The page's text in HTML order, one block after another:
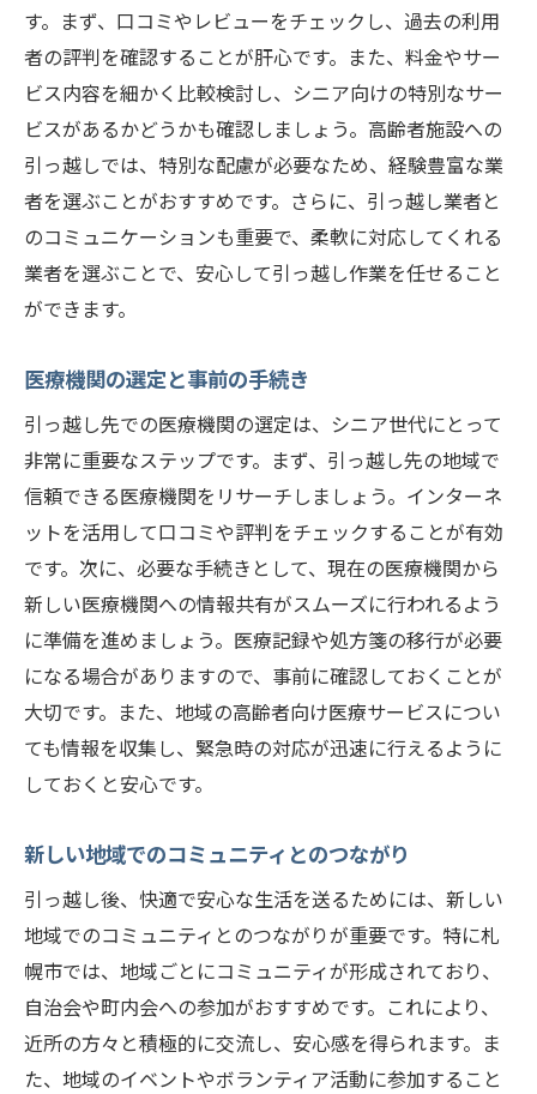
高齢者向け住宅改修の助成金
医療費の補助と利用方法
介護保険の利用とその手続き
住民票の移動と行政手続きの流れ
生活保護や福祉サービスの申請方法
札幌市の高齢者施設への引っ越しで押さえてお
くべきポイント
施設との契約前に確認すべき条件
引っ越し前の荷物整理と処分方法
入居時に必要な持ち物リスト
新しい環境への適応方法とサポート
家族との連絡方法と面会の取り決め
安心して引っ越しができる札幌市の高齢者向け
引っ越しサービス
高齢者専門の引っ越し業者の選び方
引っ越し費用の相場と見積もりの取り方
荷物の梱包と運搬の注意点
引っ越し当日のスムーズな進行方法
引っ越し後のアフターサービスの内容
札幌市で快適なシニアライフを送るための引っ
越しガイド
シニア世代に適した札幌市の住環境
地域での交流活動と参加方法
健康管理と医療機関の利用
日常生活を支える便利施設
す。まず、口コミやレビューをチェックし、過去の利用
者の評判を確認することが肝心です。また、料金やサー
ビス内容を細かく比較検討し、シニア向けの特別なサー
ビスがあるかどうかも確認しましょう。高齢者施設への
引っ越しでは、特別な配慮が必要なため、経験豊富な業
者を選ぶことがおすすめです。さらに、引っ越し業者と
のコミュニケーションも重要で、柔軟に対応してくれる
業者を選ぶことで、安心して引っ越し作業を任せること
ができます。
医療機関の選定と事前の手続き
引っ越し先での医療機関の選定は、シニア世代にとって
非常に重要なステップです。まず、引っ越し先の地域で
信頼できる医療機関をリサーチしましょう。インターネ
ットを活用して口コミや評判をチェックすることが有効
です。次に、必要な手続きとして、現在の医療機関から
新しい医療機関への情報共有がスムーズに行われるよう
に準備を進めましょう。医療記録や処方箋の移行が必要
になる場合がありますので、事前に確認しておくことが
大切です。また、地域の高齢者向け医療サービスについ
ても情報を収集し、緊急時の対応が迅速に行えるように
しておくと安心です。
新しい地域でのコミュニティとのつながり
引っ越し後、快適で安心な生活を送るためには、新しい
地域でのコミュニティとのつながりが重要です。特に札
幌市では、地域ごとにコミュニティが形成されており、
自治会や町内会への参加がおすすめです。これにより、
近所の方々と積極的に交流し、安心感を得られます。ま
た、地域のイベントやボランティア活動に参加すること